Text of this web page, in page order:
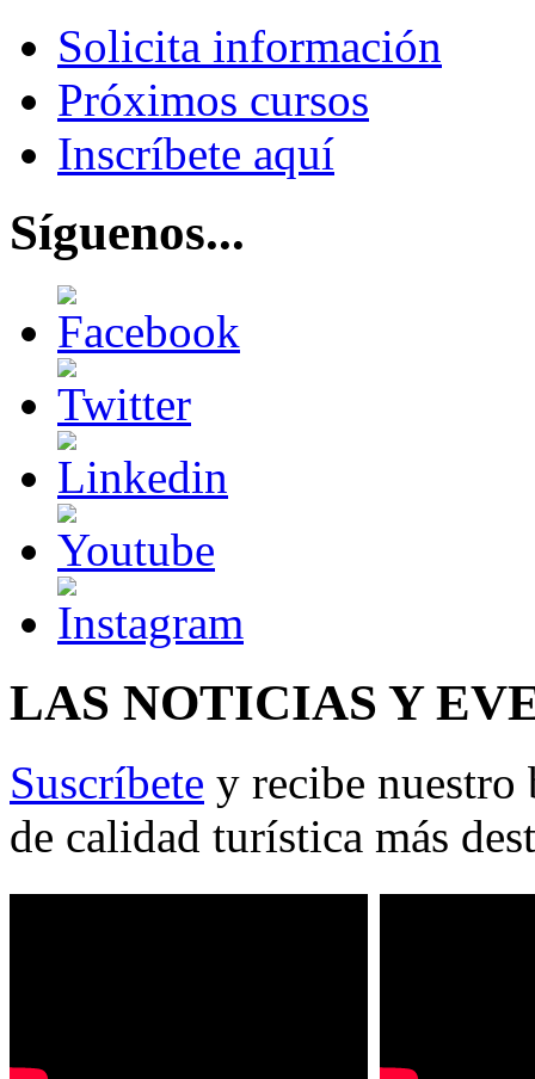
Solicita información
Próximos cursos
Inscríbete aquí
Síguenos...
LAS NOTICIAS Y
Suscríbete y recibe nuestro
de calidad turística más